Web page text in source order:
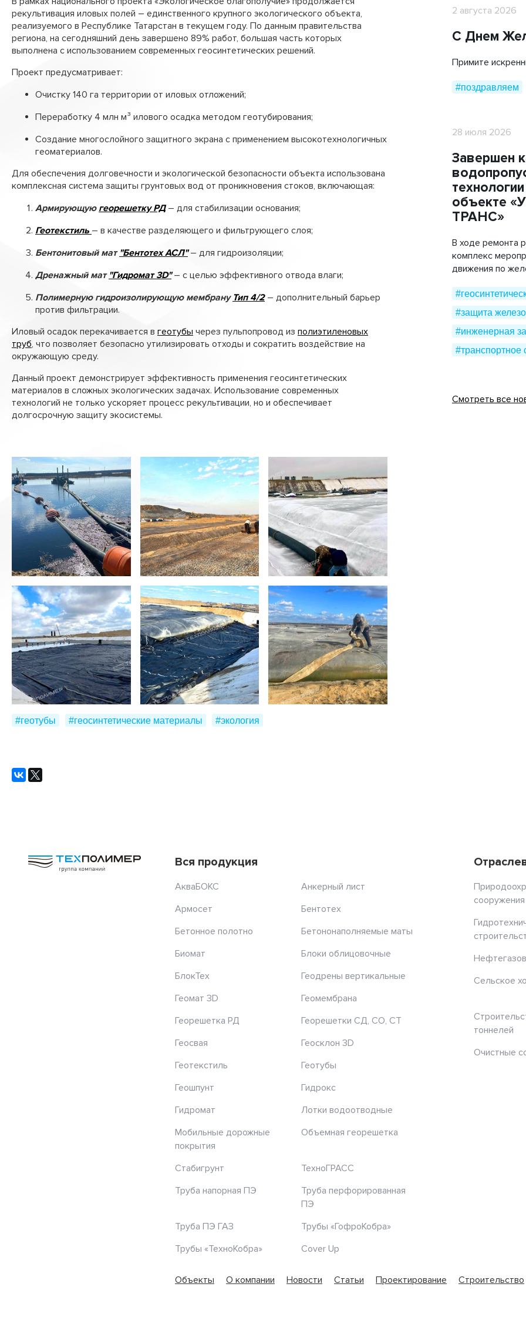
Лотки водоотводные
Мобильные дорожные покрытия
Стабигрунт
ТехноГРАСС
Труба перфорированная ПЭ
Труба ПЭ ГАЗ
Трубы «ТехноКобра»
рекультивация иловых полей – единственного крупного экологического объекта,
реализуемого в Республике Татарстан в текущем году. По данным правительства
региона, на сегодняшний день завершено 89% работ, большая часть которых
выполнена с использованием современных геосинтетических решений.
Проект предусматривает:
Очистку 140 га территории от иловых отложений;
Переработку 4 млн м³ илового осадка методом геотубирования;
Создание многослойного защитного экрана с применением высокотехнологичных
геоматериалов.
Для обеспечения долговечности и экологической безопасности объекта использована
комплексная система защиты грунтовых вод от проникновения стоков, включающая:
Армирующую георешетку РД– для стабилизации основания;
Геотекстиль – в качестве разделяющего и фильтрующего слоя;
Бентонитовый мат "Бентотех АСЛ"– для гидроизоляции;
Дренажный мат "Гидромат 3D" – с целью эффективного отвода влаги;
Полимерную гидроизолирующую мембрану Тип 4/2– дополнительный барьер
против фильтрации.
Иловый осадок перекачивается в геотубы через пульпопровод из полиэтиленовых
труб, что позволяет безопасно утилизировать отходы и сократить воздействие на
окружающую среду.
Данный проект демонстрирует эффективность применения геосинтетических
материалов в сложных экологических задачах. Использование современных
технологий не только ускоряет процесс рекультивации, но и обеспечивает
долгосрочную защиту экосистемы.
#геотубы #геосинтетические материалы #экология
2 августа 2026
С Днем
Примите
#поздравляем
28 июля 2026
Завершен
объекте
ТРАНС»
В ходе ремонта
комплекс
движения по
#защита
#инженерная
#транспортное
Смотреть все
Вся продукция
АкваБОКС
Анкерный лист
Армосет
Бентотех
Бетонное полотно
Бетононаполняемые маты
Биомат
Блоки облицовочные
БлокТех
Геодрены вертикальные
Геомат 3D
Геомембрана
Георешетка РД
Георешетки СД, СО, СТ
Геосвая
Геосклон 3D
Геотекстиль
Геотубы
Геошпунт
Гидрокс
Гидромат
Лотки водоотводные
Мобильные дорожные
покрытия
Объемная георешетка
Стабигрунт
ТехноГРАСС
Труба напорная ПЭ
Труба перфорированная
ПЭ
Труба ПЭ ГАЗ
Трубы «ГофроКобра»
Трубы «ТехноКобра»
Cover Up
сооружения
Сельское
тоннелей
Очистные
Объекты О компании Новости Статьи Проектирование Строительство